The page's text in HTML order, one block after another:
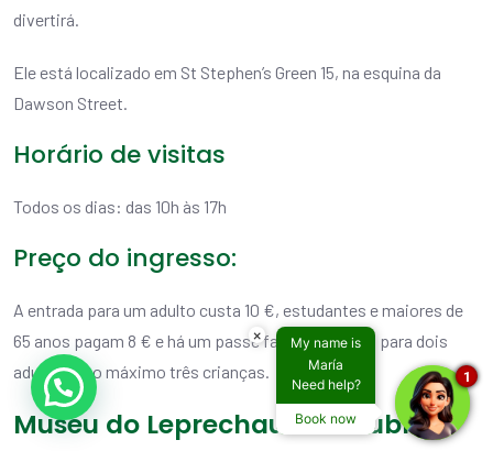
divertirá.
Ele está localizado em St Stephen’s Green 15, na esquina da
Dawson Street.
Horário de visitas
Todos os dias: das 10h às 17h
Preço do ingresso:
A entrada para um adulto custa 10 €, estudantes e maiores de
65 anos pagam 8 € e há um passe familiar de 25 € para dois
adultos e no máximo três crianças.
Museu do Leprechaun de Dublin
×
My name is
María
Need help?
Book now
1